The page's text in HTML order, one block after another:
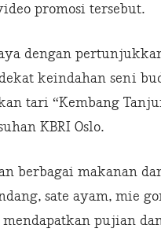
promosi tersebut.
dengan
keindahan seni
tari “Kembang
KBRI Oslo.
berbagai makanan
sate ayam, mie
pujian